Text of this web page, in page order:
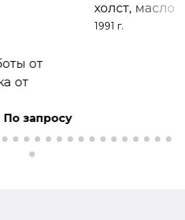
от
от
По запросу
холст, масло
1991 г.